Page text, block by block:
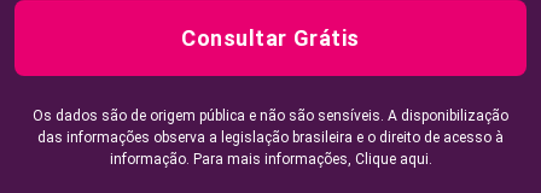
Consultar Grátis
Os dados são de origem pública e não são sensíveis. A disponibilização
das informações observa a legislação brasileira e o direito de acesso à
informação. Para mais informações, Clique aqui.